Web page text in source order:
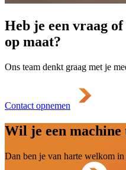
Heb je een vraag
op maat?
Ons team denkt graag met je
Contact opnemen
Wil je een machine
Dan ben je van harte welkom in